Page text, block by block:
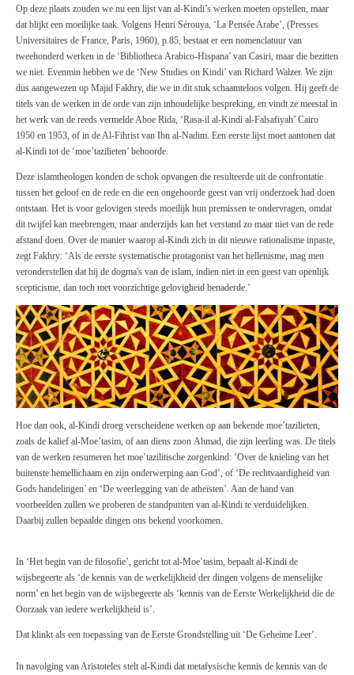
Op deze plaats zouden we nu een lijst van al-Kindi’s werken moeten opstellen, maar
dat blijkt een moeilijke taak. Volgens Henri Sérouya, ‘La Pensée Arabe’, (Presses
Universitaires de France, Paris, 1960), p.85, bestaat er een nomenclatuur van
tweehonderd werken in de ‘Bibliotheca Arabico-Hispana’ van Casiri, maar die bezitten
we niet. Evenmin hebben we de ‘New Studies on Kindi’ van Richard Walzer. We zijn
dus aangewezen op Majid Fakhry, die we in dit stuk schaamteloos volgen. Hij geeft de
titels van de werken in de orde van zijn inhoudelijke bespreking, en vindt ze meestal in
het werk van de reeds vermelde Aboe Rida, ‘Rasa-il al-Kindi al-Falsafiyah’ Cairo
1950 en 1953, of in de Al-Fihrist van Ibn al-Nadim. Een eerste lijst moet aantonen dat
al-Kindi tot de ‘moe’tazilieten’ behoorde.
Deze islamtheologen konden de schok opvangen die resulteerde uit de confrontatie
tussen het geloof en de rede en die een ongehoorde geest van vrij onderzoek had doen
ontstaan. Het is voor gelovigen steeds moeilijk hun premissen te ondervragen, omdat
dit twijfel kan meebrengen, maar anderzijds kan het verstand zo maar niet van de rede
afstand doen. Over de manier waarop al-Kindi zich in dit nieuwe rationalisme inpaste,
zegt Fakhry: ‘Als de eerste systematische protagonist van het hellenisme, mag men
veronderstellen dat hij de dogma's van de islam, indien niet in een geest van openlijk
scepticisme, dan toch met voorzichtige gelovigheid benaderde.’
Hoe dan ook, al-Kindi droeg verscheidene werken op aan bekende moe’tazilieten,
zoals de kalief al-Moe’tasim, of aan diens zoon Ahmad, die zijn leerling was. De titels
van de werken resumeren het moe’tazilitische zorgenkind: ‘Over de knieling van het
buitenste hemellichaam en zijn onderwerping aan God’, of ‘De rechtvaardigheid van
Gods handelingen’ en ‘De weerlegging van de atheïsten’. Aan de hand van
voorbeelden zullen we proberen de standpunten van al-Kindi te verduidelijken.
Daarbij zullen bepaalde dingen ons bekend voorkomen.
In ‘Het begin van de filosofie’, gericht tot al-Moe’tasim, bepaalt al-Kindi de
wijsbegeerte als ‘de kennis van de werkelijkheid der dingen volgens de menselijke
norm’ en het begin van de wijsbegeerte als ‘kennis van de Eerste Werkelijkheid die de
Oorzaak van iedere werkelijkheid is’.
Dat klinkt als een toepassing van de Eerste Grondstelling uit ‘De Geheime Leer’.
In navolging van Aristoteles stelt al-Kindi dat metafysische kennis de kennis van de